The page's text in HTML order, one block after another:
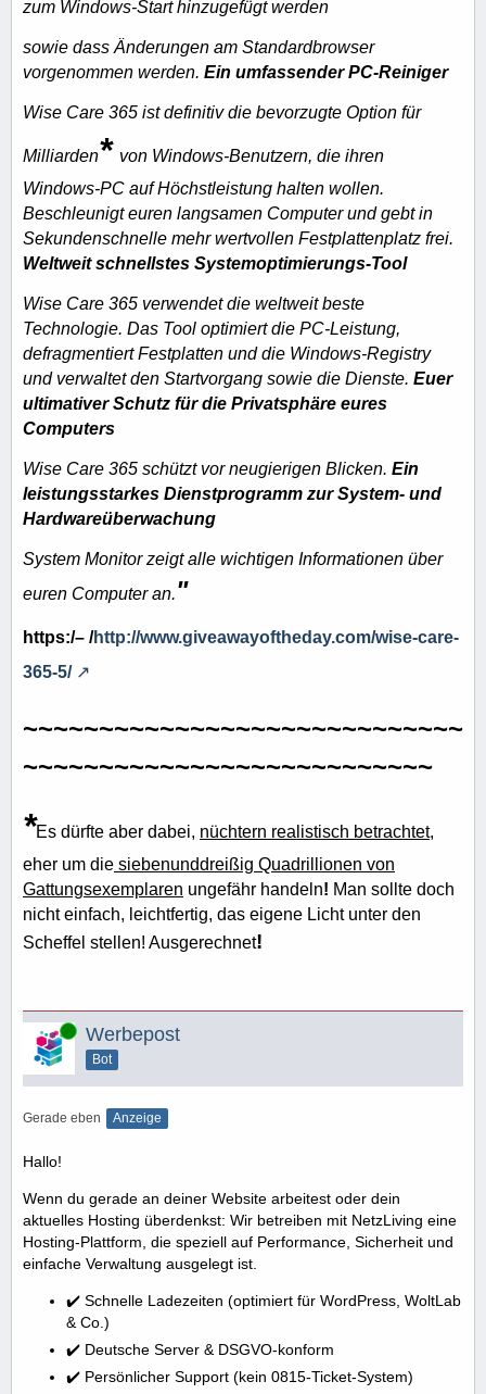
zum Windows-Start hinzugefügt werden
sowie dass Änderungen am Standardbrowser
vorgenommen werden. Ein umfassender PC-Reiniger
Wise Care 365 ist definitiv die bevorzugte Option für
Milliarden* von Windows-Benutzern, die ihren
Windows-PC auf Höchstleistung halten wollen.
Beschleunigt euren langsamen Computer und gebt in
Sekundenschnelle mehr wertvollen Festplattenplatz frei.
Weltweit schnellstes Systemoptimierungs-Tool
Wise Care 365 verwendet die weltweit beste
Technologie. Das Tool optimiert die PC-Leistung,
defragmentiert Festplatten und die Windows-Registry
und verwaltet den Startvorgang sowie die Dienste. Euer
ultimativer Schutz für die Privatsphäre eures
Computers
Wise Care 365 schützt vor neugierigen Blicken. Ein
leistungsstarkes Dienstprogramm zur System- und
Hardwareüberwachung
System Monitor zeigt alle wichtigen Informationen über
euren Computer an."
https:/– /http://www.giveawayoftheday.com/wise-care-
365-5/
~~~~~~~~~~~~~~~~~~~~~~~~~~~~~
~~~~~~~~~~~~~~~~~~~~~~~~~~~
*Es dürfte aber dabei, nüchtern realistisch betrachtet,
eher um die siebenunddreißig Quadrillionen von
Gattungsexemplaren ungefähr handeln! Man sollte doch
nicht einfach, leichtfertig, das eigene Licht unter den
Scheffel stellen! Ausgerechnet!
Online Werbepost
Bot
Gerade eben Anzeige
Hallo!
Wenn du gerade an deiner Website arbeitest oder dein
aktuelles Hosting überdenkst: Wir betreiben mit NetzLiving eine
Hosting-Plattform, die speziell auf Performance, Sicherheit und
einfache Verwaltung ausgelegt ist.
✔️ Schnelle Ladezeiten (optimiert für WordPress, WoltLab
& Co.)
✔️ Deutsche Server & DSGVO-konform
✔️ Persönlicher Support (kein 0815-Ticket-System)